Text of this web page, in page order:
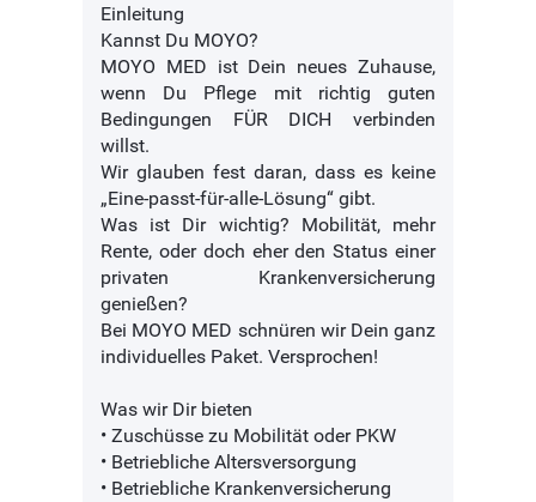
Einleitung
Kannst Du MOYO?
MOYO MED ist Dein neues Zuhause,
wenn Du Pflege mit richtig guten
Bedingungen FÜR DICH verbinden
willst.
Wir glauben fest daran, dass es keine
„Eine-passt-für-alle-Lösung“ gibt.
Was ist Dir wichtig? Mobilität, mehr
Rente, oder doch eher den Status einer
privaten Krankenversicherung
genießen?
Bei MOYO MED schnüren wir Dein ganz
individuelles Paket. Versprochen!
Was wir Dir bieten
• Zuschüsse zu Mobilität oder PKW
• Betriebliche Altersversorgung
• Betriebliche Krankenversicherung